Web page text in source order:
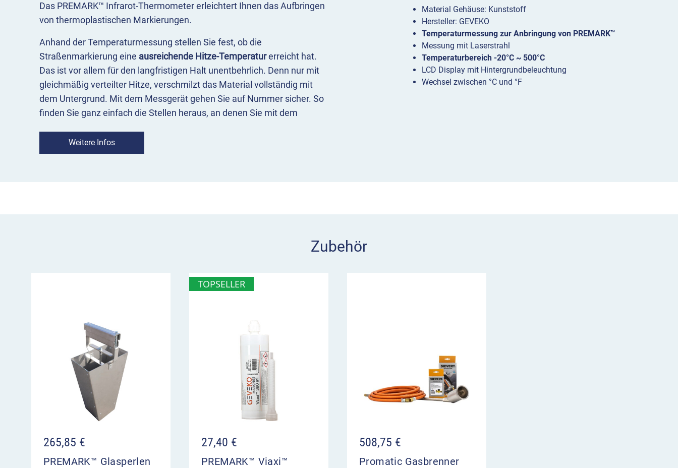
Das PREMARK™ Infrarot-Thermometer erleichtert Ihnen das Aufbringen
von thermoplastischen Markierungen.
Anhand der Temperaturmessung stellen Sie fest, ob die
Straßenmarkierung eine ausreichende Hitze-Temperaturerreicht hat.
Das ist vor allem für den langfristigen Halt unentbehrlich. Denn nur mit
gleichmäßig verteilter Hitze, verschmilzt das Material vollständig mit
dem Untergrund. Mit dem Messgerät gehen Sie auf Nummer sicher. So
finden Sie ganz einfach die Stellen heraus, an denen Sie mit dem
Weitere Infos
Material Gehäuse: Kunststoff
Hersteller: GEVEKO
Temperaturmessung zur Anbringung von PREMARK™
Messung mit Laserstrahl
Temperaturbereich -20°C ~ 500°C
LCD Display mit Hintergrundbeleuchtung
Wechsel zwischen °C und °F
Zubehör
265,85 €
PREMARK™ Glasperlen
TOPSELLER
27,40 €
PREMARK™ Viaxi™
508,75 €
Promatic Gasbrenner